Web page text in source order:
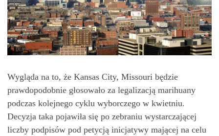
Wygląda na to, że Kansas City, Missouri będzie
prawdopodobnie głosowało za legalizacją marihuany
podczas kolejnego cyklu wyborczego w kwietniu.
Decyzja taka pojawiła się po zebraniu wystarczającej
liczby podpisów pod petycją inicjatywy mającej na celu